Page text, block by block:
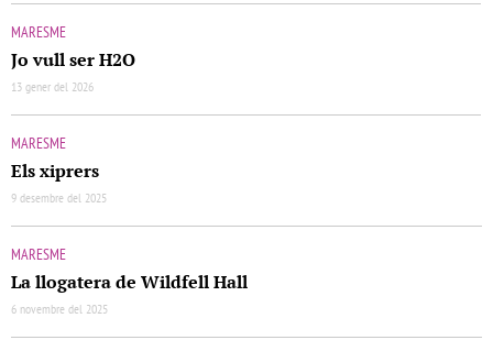
MARESME
Jo vull ser H2O
13 gener del 2026
MARESME
Els xiprers
9 desembre del 2025
MARESME
La llogatera de Wildfell Hall
6 novembre del 2025